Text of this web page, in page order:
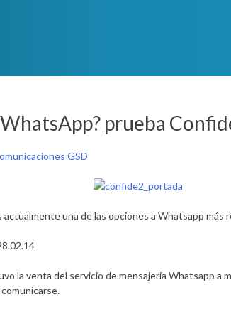
prueba
GSD
una de las opciones a Whatsapp más
la venta del servicio de mensajería Whatsapp a